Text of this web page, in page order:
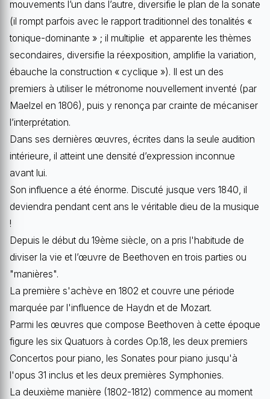
mouvements l’un dans l’autre, diversifie le plan de la sonate
(il rompt parfois avec le rapport traditionnel des tonalités «
tonique-dominante » ; il multiplie et apparente les thèmes
secondaires, diversifie la réexposition, amplifie la variation,
ébauche la construction « cyclique »). Il est un des
premiers à utiliser le métronome nouvellement inventé (par
Maelzel en 1806), puis y renonça par crainte de mécaniser
l’interprétation.
Dans ses dernières œuvres, écrites dans la seule audition
intérieure, il atteint une densité d’expression inconnue
avant lui.
Son influence a été énorme. Discuté jusque vers 1840, il
deviendra pendant cent ans le véritable dieu de la musique
!
Depuis le début du 19ème siècle, on a pris l'habitude de
diviser la vie et l’œuvre de Beethoven en trois parties ou
"manières".
La première s'achève en 1802 et couvre une période
marquée par l'influence de Haydn et de Mozart.
Parmi les œuvres que compose Beethoven à cette époque
figure les six Quatuors à cordes Op.18, les deux premiers
Concertos pour piano, les Sonates pour piano jusqu'à
l'opus 31 inclus et les deux premières Symphonies.
La deuxième manière (1802-1812) commence au moment